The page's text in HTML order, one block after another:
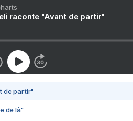
raconte "Avant de partir"
de partir"
de là"